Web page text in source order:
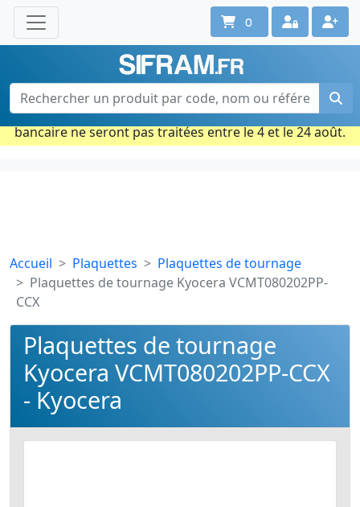
Une question ? Un conseil ?
Contactez-nous au 02 40 92 17 71
Ouvert du lun. au vend. de 08h à 18h
Période estivale : Les commandes prises par carte
bancaire ne seront pas traitées entre le 4 et le 24 août.
0
Accueil Plaquettes
Plaquettes de tournage
Plaquettes de tournage Kyocera VCMT080202PP-
CCX
Plaquettes de tournage
Kyocera VCMT080202PP-CCX
- Kyocera